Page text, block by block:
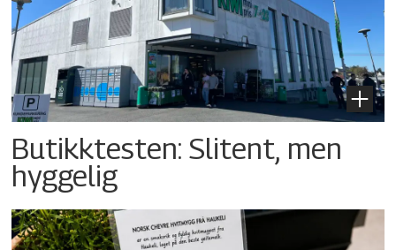
Butikktesten: Slitent, men
hyggelig